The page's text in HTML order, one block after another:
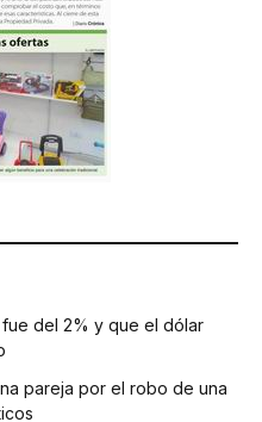
del 2% y que el dólar
pareja por el robo de una